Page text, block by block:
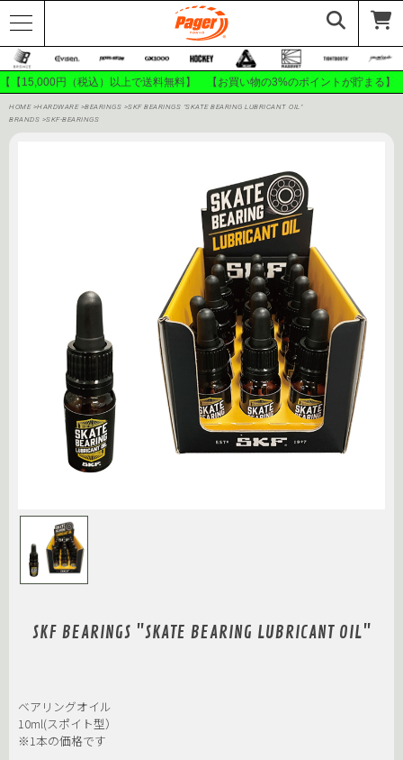
【【15,000円（税込）以上で送料無料】 【お買い物の3%のポイントが貯ま
HOME >HARDWARE >BEARINGS >SKF BEARINGS "SKATE BEARING LUBRICANT OIL"
BRANDS >SKF-BEARINGS
SKF BEARINGS "SKATE BEARING LUBRICANT OIL"
ベアリングオイル
10ml(スポイト型）
※1本の価格です